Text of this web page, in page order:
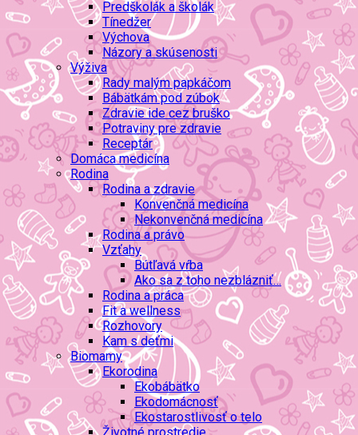
Predškolák a školák
Tínedžer
Výchova
Názory a skúsenosti
Výživa
Rady malým papkáčom
Bábätkám pod zúbok
Zdravie ide cez bruško
Potraviny pre zdravie
Receptár
Domáca medicína
Rodina
Rodina a zdravie
Konvenčná medicína
Nekonvenčná medicína
Rodina a právo
Vzťahy
Bútľavá vŕba
Ako sa z toho nezblázniť…
Rodina a práca
Fit a wellness
Rozhovory
Kam s deťmi
Biomamy
Ekorodina
Ekobábätko
Ekodomácnosť
Ekostarostlivosť o telo